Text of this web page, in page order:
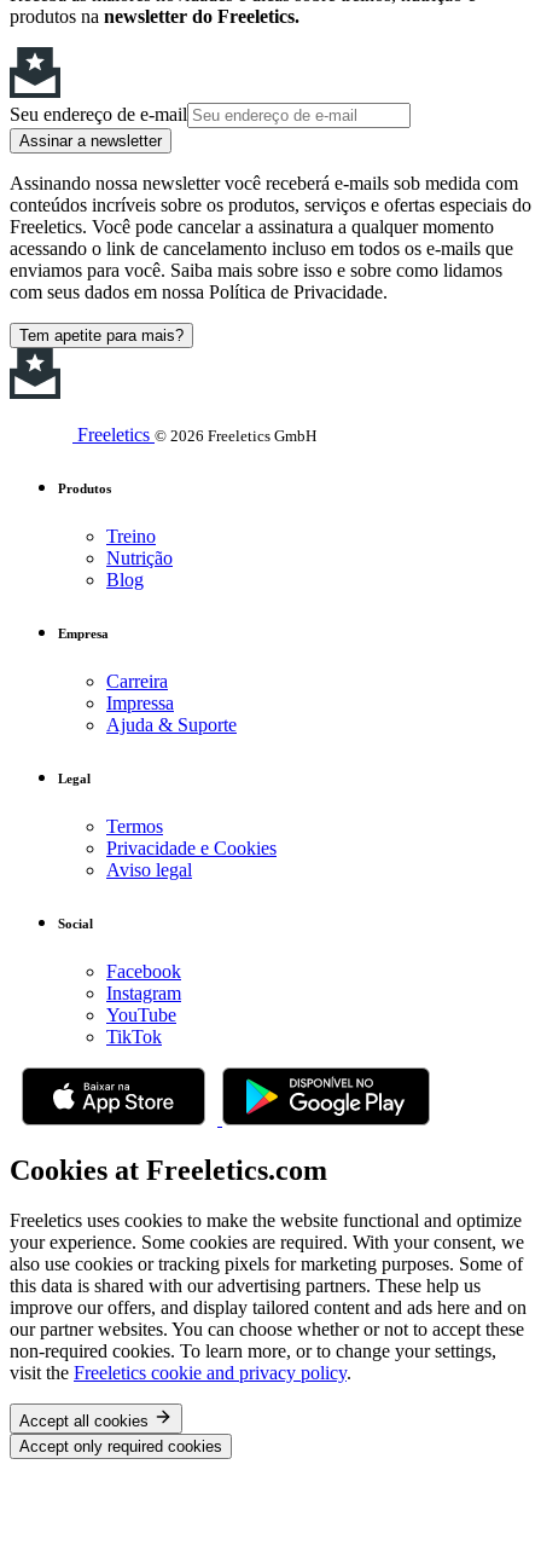
produtos na newsletter do Freeletics.
Seu endereço de e-mail
Assinar a newsletter
Assinando nossa newsletter você receberá e-mails sob medida com
conteúdos incríveis sobre os produtos, serviços e ofertas especiais do
Freeletics. Você pode cancelar a assinatura a qualquer momento
acessando o link de cancelamento incluso em todos os e-mails que
enviamos para você. Saiba mais sobre isso e sobre como lidamos
com seus dados em nossa Política de Privacidade.
Tem apetite para mais?
Freeletics © 2026 Freeletics GmbH
Produtos
Treino
Nutrição
Blog
Empresa
Carreira
Impressa
Ajuda & Suporte
Legal
Termos
Privacidade e Cookies
Aviso legal
Social
Facebook
Instagram
YouTube
TikTok
Cookies at Freeletics.com
Freeletics uses cookies to make the website functional and optimize
your experience. Some cookies are required. With your consent, we
also use cookies or tracking pixels for marketing purposes. Some of
this data is shared with our advertising partners. These help us
improve our offers, and display tailored content and ads here and on
our partner websites. You can choose whether or not to accept these
non-required cookies. To learn more, or to change your settings,
visit the Freeletics cookie and privacy policy.
Accept all cookies
Accept only required cookies